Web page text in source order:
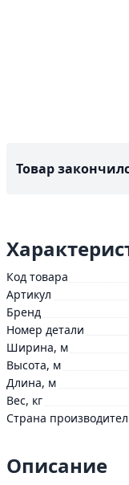
Товар
Код товара
Артикул
Бренд
Номер детали
Ширина, м
Высота, м
Длина, м
Вес, кг
Страна
Описание